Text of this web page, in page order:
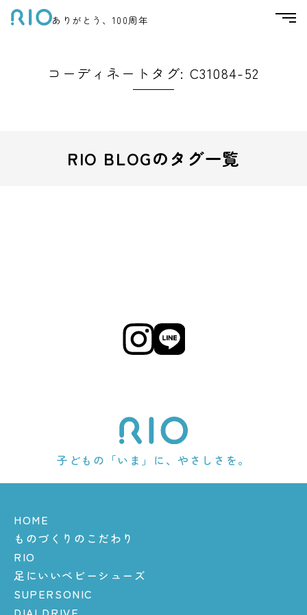
ありがとう、100周年
コーディネートタグ: C31084-52
RIO BLOGのタグ一覧
子どもの「いま」に、やさしさを。
HOME
ものづくりのこだわり
RIO
足にいいベビーシューズ
SUPERSONIC